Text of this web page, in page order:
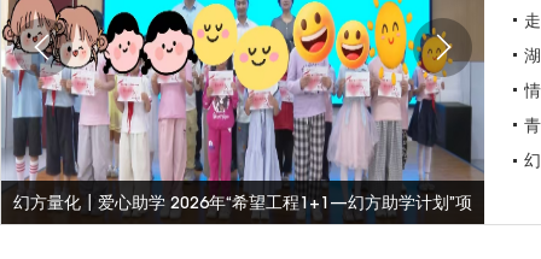
幻方量化┃爱心助学 2026年“希望工程1+1—幻方助学计划”项